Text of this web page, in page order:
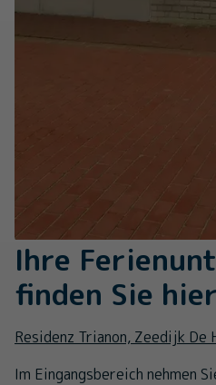
Ihre
finden Sie hier
Residenz Trianon, Zeedijk De
Im Eingangsbereich nehmen